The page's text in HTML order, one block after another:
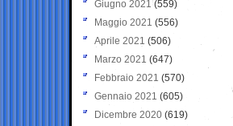
Giugno 2021(559)
Maggio 2021 (556)
Aprile 2021 (506)
Marzo 2021 (647)
Febbraio 2021 (570)
Gennaio 2021 (605)
Dicembre 2020 (619)